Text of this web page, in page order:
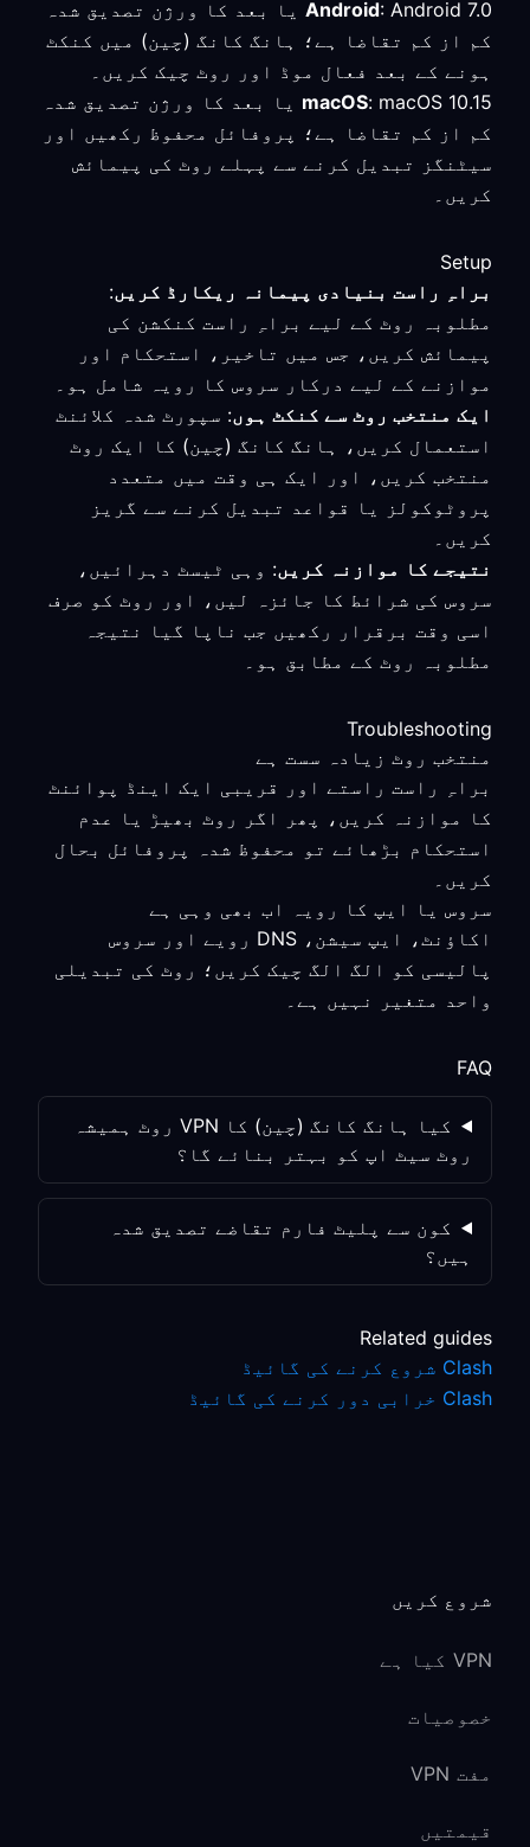
Android : Android 7.0 یا بعد کا ورژن تصدیق شدہ
کم از کم تقاضا ہے؛ ہانگ کانگ (چین) میں کنکٹ
ہونے کے بعد فعال موڈ اور روٹ چیک کریں۔
macOS : macOS 10.15 یا بعد کا ورژن تصدیق شدہ
کم از کم تقاضا ہے؛ پروفائل محفوظ رکھیں اور
سیٹنگز تبدیل کرنے سے پہلے روٹ کی پیمائش
کریں۔
Setup
براہِ راست بنیادی پیمانہ ریکارڈ کریں:
مطلوبہ روٹ کے لیے براہِ راست کنکشن کی
پیمائش کریں، جس میں تاخیر، استحکام اور
موازنے کے لیے درکار سروس کا رویہ شامل ہو۔
ایک منتخب روٹ سے کنکٹ ہوں: سپورٹ شدہ کلائنٹ
استعمال کریں، ہانگ کانگ (چین) کا ایک روٹ
منتخب کریں، اور ایک ہی وقت میں متعدد
پروٹوکولز یا قواعد تبدیل کرنے سے گریز
کریں۔
نتیجے کا موازنہ کریں: وہی ٹیسٹ دہرائیں،
سروس کی شرائط کا جائزہ لیں، اور روٹ کو صرف
اسی وقت برقرار رکھیں جب ناپا گیا نتیجہ
مطلوبہ روٹ کے مطابق ہو۔
Troubleshooting
منتخب روٹ زیادہ سست ہے
براہِ راست راستے اور قریبی ایک اینڈ پوائنٹ
کا موازنہ کریں، پھر اگر روٹ بھیڑ یا عدم
استحکام بڑھائے تو محفوظ شدہ پروفائل بحال
کریں۔
سروس یا ایپ کا رویہ اب بھی وہی ہے
اکاؤنٹ، ایپ سیشن، DNS رویے اور سروس
پالیسی کو الگ الگ چیک کریں؛ روٹ کی تبدیلی
واحد متغیر نہیں ہے۔
FAQ
کیا ہانگ کانگ (چین) کا VPN روٹ ہمیشہ
روٹ سیٹ اپ کو بہتر بنائے گا؟
کون سے پلیٹ فارم تقاضے تصدیق شدہ
ہیں؟
Related guides
Clash شروع کرنے کی گائیڈ
Clash خرابی دور کرنے کی گائیڈ
شروع کریں
VPN کیا ہے
خصوصیات
مفت VPN
قیمتیں